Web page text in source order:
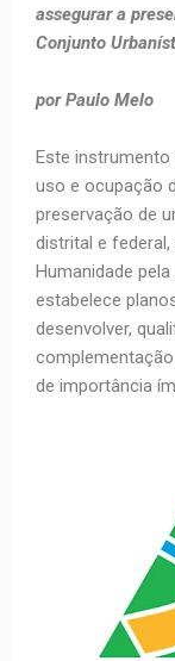
assegurar a
Conjunto
por Paulo Melo
Este
uso e ocupação
preservação de
distrital e
Humanidade pela
estabelece
desenvolver,
de importância